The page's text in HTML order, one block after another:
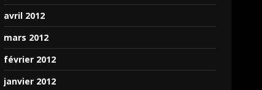
avril 2012
mars 2012
février 2012
janvier 2012